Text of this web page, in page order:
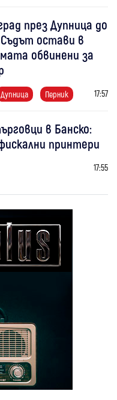
през Дупница до
остави в
обвинени за
Дупница Перник 17:57
в Банско:
принтери
17:55